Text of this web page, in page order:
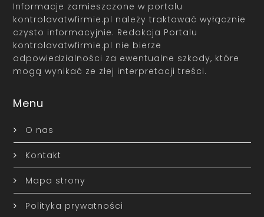
Informacje zamieszczone w portalu
kontrolavatwfirmie.pl należy traktować wyłącznie
czysto informacyjnie. Redakcja Portalu
kontrolavatwfirmie.pl nie bierze
odpowiedzialności za ewentualne szkody, które
mogą wynikać ze złej interpretacji treści.
Menu
O nas
Kontakt
Mapa strony
Polityka prywatności